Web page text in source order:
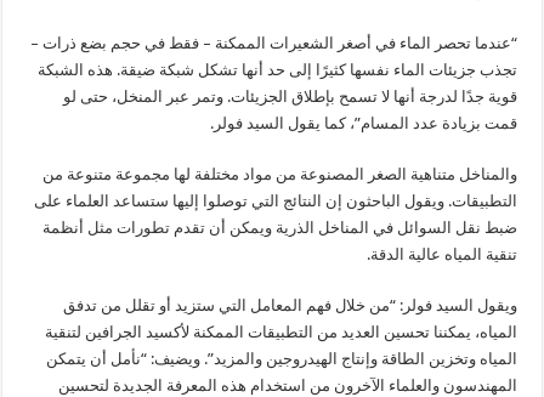
“عندما تحصر الماء في أصغر الشعيرات الممكنة – فقط في حجم بضع ذرات –
تجذب جزيئات الماء نفسها كثيرًا إلى حد أنها تشكل شبكة ضيقة. هذه الشبكة
قوية جدًا لدرجة أنها لا تسمح بإطلاق الجزيئات. وتمر عبر المنخل، حتى لو
قمت بزيادة عدد المسام”، كما يقول السيد فولر.
والمناخل متناهية الصغر المصنوعة من مواد مختلفة لها مجموعة متنوعة من
التطبيقات. ويقول الباحثون إن النتائج التي توصلوا إليها ستساعد العلماء على
ضبط نقل السوائل في المناخل الذرية ويمكن أن تقدم تطورات مثل أنظمة
تنقية المياه عالية الدقة.
ويقول السيد فولر: “من خلال فهم المعامل التي ستزيد أو تقلل من تدفق
المياه، يمكننا تحسين العديد من التطبيقات الممكنة لأكسيد الجرافين لتنقية
المياه وتخزين الطاقة وإنتاج الهيدروجين والمزيد”. ويضيف: “نأمل أن يتمكن
المهندسون والعلماء الآخرون من استخدام هذه المعرفة الجديدة لتحسين